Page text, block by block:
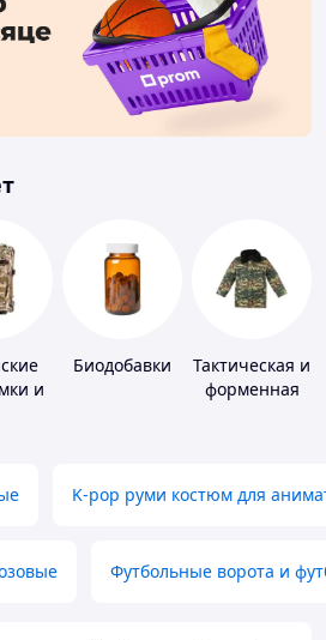
и
Биодобавки
Тактическая и
форменная
K-pop руми костюм для
Футбольные ворота и